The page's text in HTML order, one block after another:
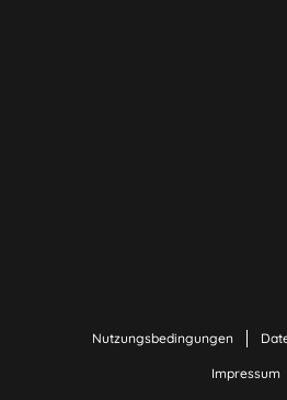
Nutzungsbedingungen
Impressum